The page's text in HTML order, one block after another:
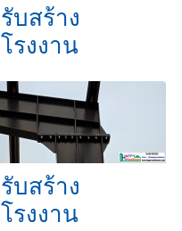
รับสร้าง
โรงงาน
รับสร้าง
โรงงาน